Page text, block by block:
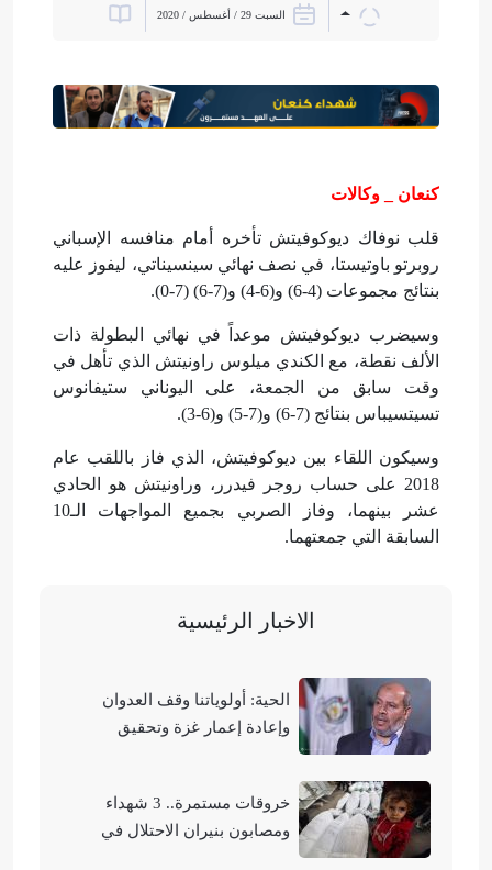
السبت 29 / أغسطس / 2020
كنعان _ وكالات
قلب نوفاك ديوكوفيتش تأخره أمام منافسه الإسباني
روبرتو باوتيستا، في نصف نهائي سينسيناتي، ليفوز عليه
بنتائج مجموعات (4-6) و(6-4) و(7-6) (7-0).
وسيضرب ديوكوفيتش موعداً في نهائي البطولة ذات
الألف نقطة، مع الكندي ميلوس راونيتش الذي تأهل في
وقت سابق من الجمعة، على اليوناني ستيفانوس
تسيتسيباس بنتائج (7-6) و(7-5) و(6-3).
وسيكون اللقاء بين ديوكوفيتش، الذي فاز باللقب عام
2018 على حساب روجر فيدرر، وراونيتش هو الحادي
عشر بينهما، وفاز الصربي بجميع المواجهات الـ10
السابقة التي جمعتهما.
الاخبار الرئيسية
الحية: أولوياتنا وقف العدوان
وإعادة إعمار غزة وتحقيق
خروقات مستمرة.. 3 شهداء
ومصابون بنيران الاحتلال في